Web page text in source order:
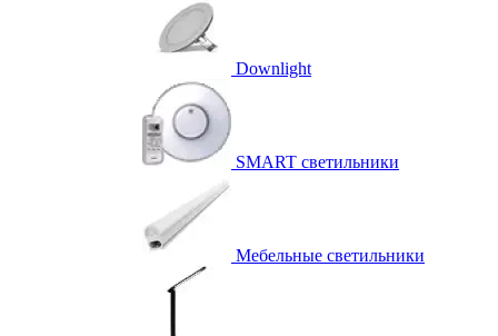
Downlight
SMART светильники
Мебельные светильники